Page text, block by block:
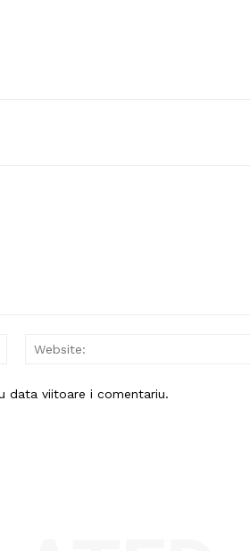
Email:*
data viitoare i comentariu.